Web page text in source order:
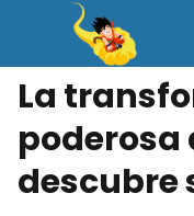
La
poderosa
descubre